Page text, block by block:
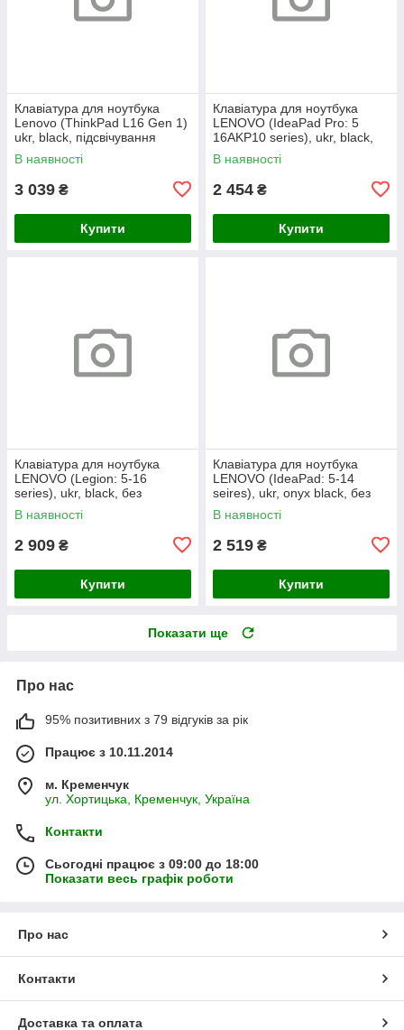
Клавіатура для ноутбука
Lenovo (ThinkPad L16 Gen 1)
ukr, black, підсвічування
клавіш (copilot)
В наявності
3 039 ₴
Купити
Клавіатура для ноутбука
LENOVO (IdeaPad Pro: 5
16AKP10 series), ukr, black,
без кадру, підсвічування
клавіш
В наявності
2 454 ₴
Купити
Клавіатура для ноутбука
LENOVO (Legion: 5-16
series), ukr, black, без
фрейма, підсвічування
клавіш
В наявності
2 909 ₴
Купити
Клавіатура для ноутбука
LENOVO (IdeaPad: 5-14
seires), ukr, onyx black, без
фрейму, підсвічування клавіш
(copilot)
В наявності
2 519 ₴
Купити
Показати ще
Про нас
95% позитивних з 79 відгуків за рік
Працює з 10.11.2014
м. Кременчук
ул. Хортицька, Кременчук, Україна
Контакти
Сьогодні працює з 09:00 до 18:00
Показати весь графік роботи
Про нас
Контакти
Доставка та оплата